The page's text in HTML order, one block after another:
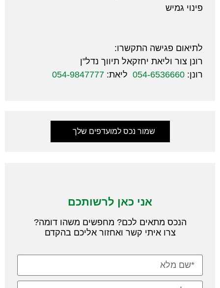
פינוי גמיש
לתיאום פגישה התקשרו:
רונן צור וליאת יחזקאל תיווך נדל"ן
רונן: 054-6536660 ליאת: 054-9847777
שמור נכס למועדפים שלך
אני כאן לרשותכם
הנכס מתאים לכם? מחפשים משהו דומה?
צרו איתי קשר ואחזור אליכם בהקדם